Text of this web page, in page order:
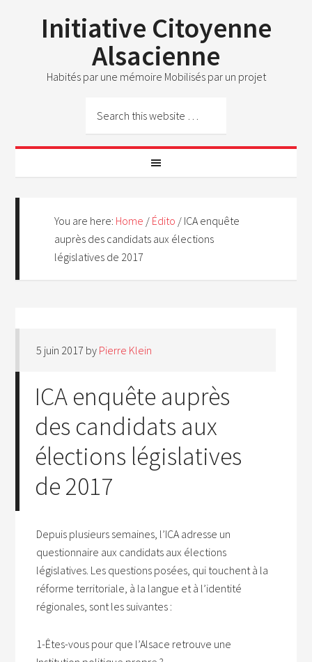
Initiative Citoyenne
Alsacienne
Habités par une mémoire Mobilisés par un projet
You are here: Home / Édito / ICA enquête
auprès des candidats aux élections
législatives de 2017
5 juin 2017 by Pierre Klein
ICA enquête auprès
des candidats aux
élections législatives
de 2017
Depuis plusieurs semaines, l’ICA adresse un
questionnaire aux candidats aux élections
législatives. Les questions posées, qui touchent à la
réforme territoriale, à la langue et à l’identité
régionales, sont les suivantes :
1-Êtes-vous pour que l’Alsace retrouve une